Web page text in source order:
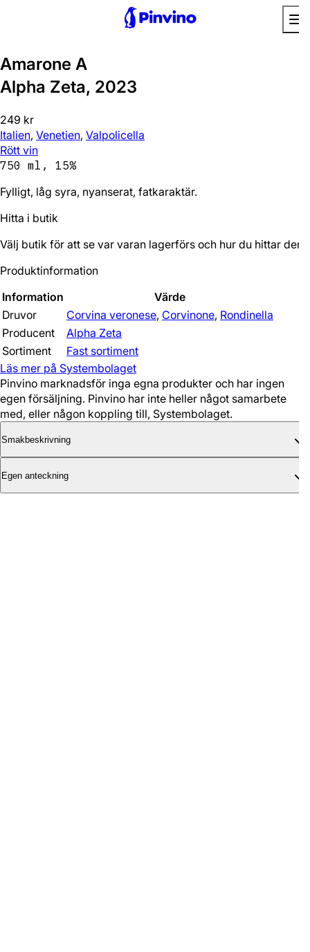
Amarone A
Alpha Zeta, 2023
249 kr
Italien, Venetien, Valpolicella
Rött vin
750 ml, 15%
Fylligt, låg syra, nyanserat, fatkaraktär.
Hitta i butik
Välj butik för att se var varan lagerförs och hur du hittar den.
Produktinformation
Information
Värde
Druvor
Corvina veronese, Corvinone, Rondinella
Producent
Alpha Zeta
Sortiment
Fast sortiment
Läs mer på Systembolaget
Pinvino marknadsför inga egna produkter och har ingen
egen försäljning. Pinvino har inte heller något samarbete
med, eller någon koppling till, Systembolaget.
Smakbeskrivning
Egen anteckning